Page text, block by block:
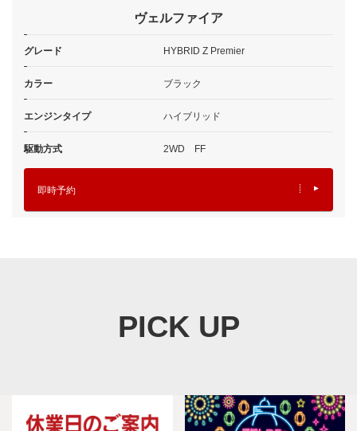
ヴェルファイア
グレード HYBRID Z Premier
カラー ブラック
エンジンタイプ ハイブリッド
駆動方式 2WD FF
即時予約
PICK UP